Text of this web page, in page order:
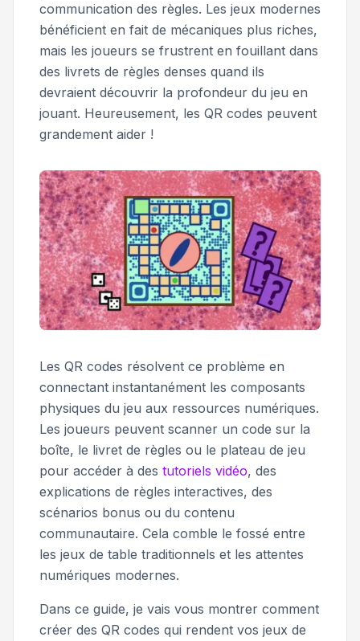
communication des règles. Les jeux modernes
bénéficient en fait de mécaniques plus riches,
mais les joueurs se frustrent en fouillant dans
des livrets de règles denses quand ils
devraient découvrir la profondeur du jeu en
jouant. Heureusement, les QR codes peuvent
grandement aider !
Les QR codes résolvent ce problème en
connectant instantanément les composants
physiques du jeu aux ressources numériques.
Les joueurs peuvent scanner un code sur la
boîte, le livret de règles ou le plateau de jeu
pour accéder à des tutoriels vidéo, des
explications de règles interactives, des
scénarios bonus ou du contenu
communautaire. Cela comble le fossé entre
les jeux de table traditionnels et les attentes
numériques modernes.
Dans ce guide, je vais vous montrer comment
créer des QR codes qui rendent vos jeux de